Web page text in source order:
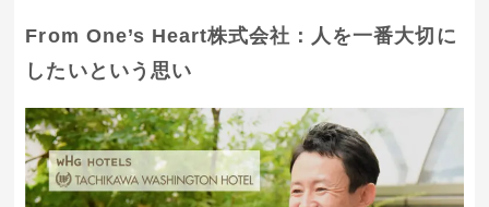
From One’s Heart株式会社：人を一番大切に
したいという思い